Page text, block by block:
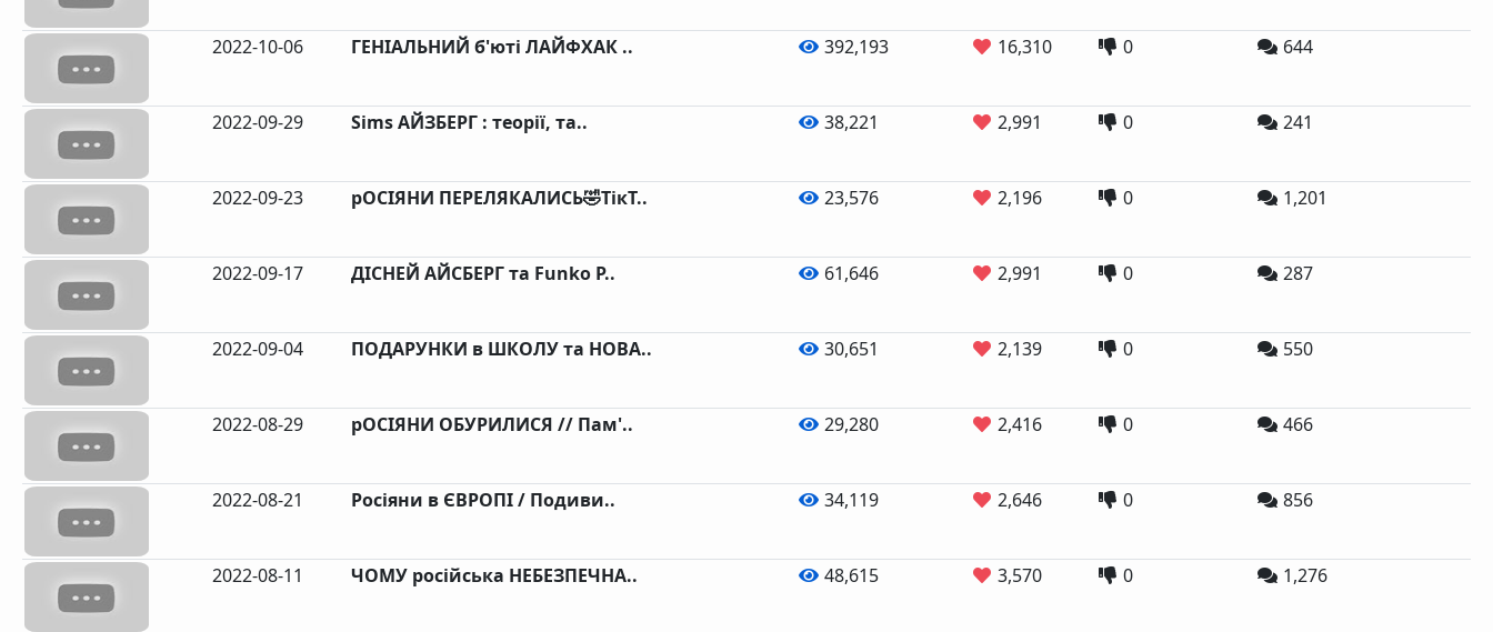
2022-10-06 ГЕНІАЛЬНИЙ б'юті ЛАЙФХАК .. 392,193 16,310 0 644
2022-09-29 Sims АЙЗБЕРГ : теорії, та.. 38,221 2,991 0 241
2022-09-23 рОСІЯНИ ПЕРЕЛЯКАЛИСЬ🤣ТікТ.. 23,576 2,196 0 1,201
2022-09-17 ДІСНЕЙ АЙСБЕРГ та Funko P.. 61,646 2,991 0 287
2022-09-04 ПОДАРУНКИ в ШКОЛУ та НОВА.. 30,651 2,139 0 550
2022-08-29 рОСІЯНИ ОБУРИЛИСЯ // Пам'.. 29,280 2,416 0 466
2022-08-21 Росіяни в ЄВРОПІ / Подиви.. 34,119 2,646 0 856
2022-08-11 ЧОМУ російська НЕБЕЗПЕЧНА.. 48,615 3,570 0 1,276